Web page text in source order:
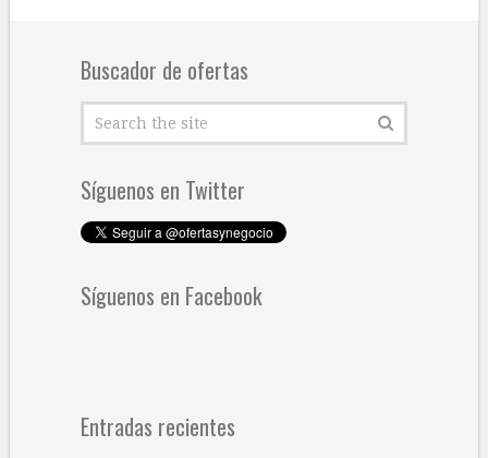
Buscador de ofertas
Síguenos en Twitter
Síguenos en Facebook
Entradas recientes